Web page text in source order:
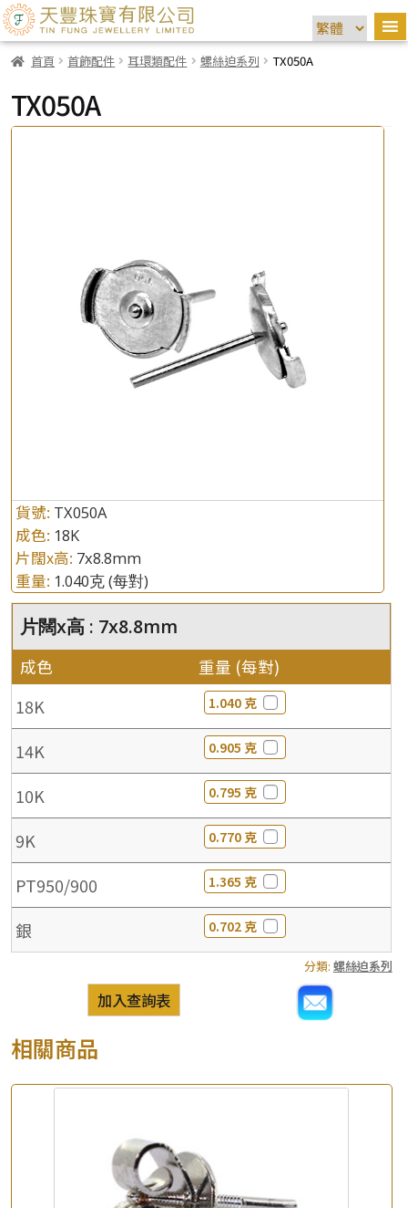
首頁 首飾配件 耳環類配件 螺絲迫系列 TX050A
TX050A
貨號: TX050A
成色: 18K
片闊x高: 7x8.8mm
重量: 1.040克(每對)
片闊x高 : 7x8.8mm
成色 重量 (每對)
18K 1.040 克
14K 0.905 克
10K 0.795 克
9K 0.770 克
PT950/900 1.365 克
銀 0.702 克
分類: 螺絲迫系列
加入查詢表
相關商品